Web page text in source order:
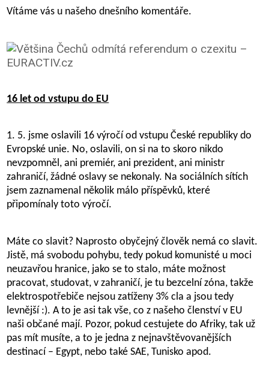
Vítáme vás u našeho dnešního komentáře.
16 let od vstupu do EU
1. 5. jsme oslavili 16 výročí od vstupu České republiky do
Evropské unie. No, oslavili, on si na to skoro nikdo
nevzpomněl, ani premiér, ani prezident, ani ministr
zahraničí, žádné oslavy se nekonaly. Na sociálních sítích
jsem zaznamenal několik málo příspěvků, které
připomínaly toto výročí.
Máte co slavit? Naprosto obyčejný člověk nemá co slavit.
Jistě, má svobodu pohybu, tedy pokud komunisté u moci
neuzavřou hranice, jako se to stalo, máte možnost
pracovat, studovat, v zahraničí, je tu bezcelní zóna, takže
elektrospotřebiče nejsou zatíženy 3% cla a jsou tedy
levnější :). A to je asi tak vše, co z našeho členství v EU
naši občané mají. Pozor, pokud cestujete do Afriky, tak už
pas mít musíte, a to je jedna z nejnavštěvovanějších
destinací – Egypt, nebo také SAE, Tunisko apod.